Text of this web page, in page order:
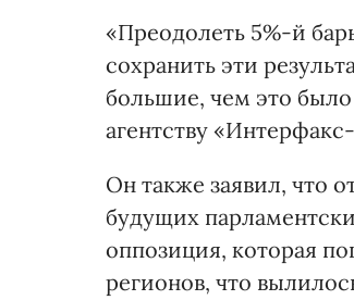
«Преодолеть 5%-й
сохранить эти
большие, чем это
агентству
Он также заявил, что
будущих
оппозиция, которая
регионов, что